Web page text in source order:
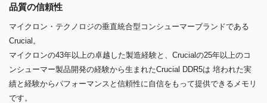
品質の信頼性
マイクロン・テクノロジの垂直統合型コンシューマーブランドである
Crucial。
マイクロンの43年以上の卓越した製造経験と、Crucialの25年以上のコ
ンシューマー製品開発の経験から生まれたCrucial DDR5は 培われた実
績と経験からパフォーマンスと信頼性に自信をもって提供できるメモリ
です。